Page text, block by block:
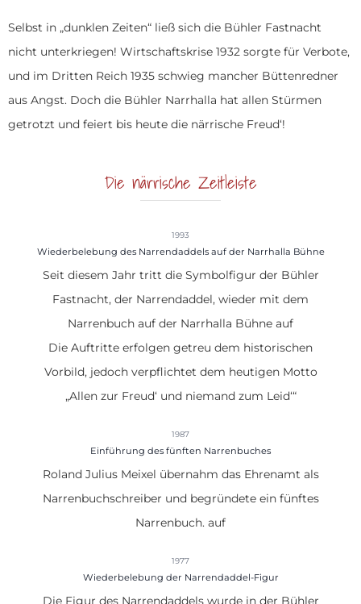
Selbst in „dunklen Zeiten“ ließ sich die Bühler Fastnacht
nicht unterkriegen! Wirtschaftskrise 1932 sorgte für Verbote,
und im Dritten Reich 1935 schwieg mancher Büttenredner
aus Angst. Doch die Bühler Narrhalla hat allen Stürmen
getrotzt und feiert bis heute die närrische Freud‘!
Die närrische Zeitleiste
1993
Wiederbelebung des Narrendaddels auf der Narrhalla Bühne
Seit diesem Jahr tritt die Symbolfigur der Bühler
Fastnacht, der Narrendaddel, wieder mit dem
Narrenbuch auf der Narrhalla Bühne auf
Die Auftritte erfolgen getreu dem historischen
Vorbild, jedoch verpflichtet dem heutigen Motto
„Allen zur Freud‘ und niemand zum Leid‘“
1987
Einführung des fünften Narrenbuches
Roland Julius Meixel übernahm das Ehrenamt als
Narrenbuchschreiber und begründete ein fünftes
Narrenbuch. auf
1977
Wiederbelebung der Narrendaddel-Figur
Die Figur des Narrendaddels wurde in der Bühler